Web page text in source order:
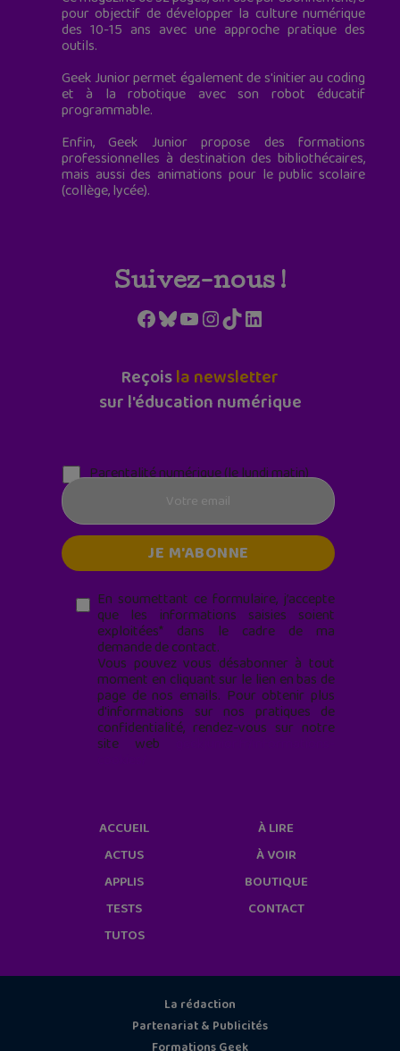
pour objectif de développer la culture numérique
des 10-15 ans avec une approche pratique des
outils.
Geek Junior permet également de s'initier au coding
et à la robotique avec son robot éducatif
programmable.
Enfin, Geek Junior propose des formations
professionnelles à destination des bibliothécaires,
mais aussi des animations pour le public scolaire
(collège, lycée).
Suivez-nous !
Facebook
Bluesky
YouTube
Instagram
TikTokLinkedIn
Reçoisla newsletter
sur l'éducation numérique
Parentalité numérique (le lundi matin)
En soumettant ce formulaire, j’accepte
que les informations saisies soient
exploitées* dans le cadre de ma
demande de contact.
Vous pouvez vous désabonner à tout
moment en cliquant sur le lien en bas de
page de nos emails. Pour obtenir plus
d'informations sur nos pratiques de
confidentialité, rendez-vous sur notre
site web
ACCUEIL
ACTUS
APPLIS
TESTS
TUTOS
À LIRE
À VOIR
BOUTIQUE
CONTACT
La rédaction
Partenariat & Publicités